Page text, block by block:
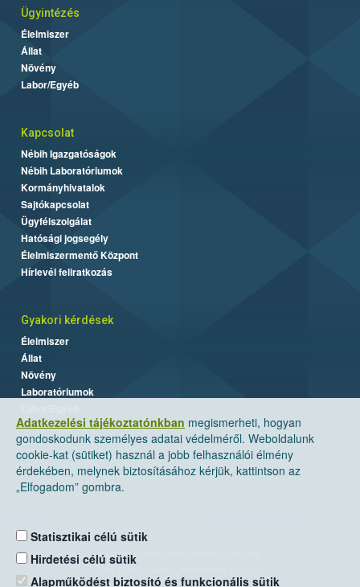
Adatkezelési tájékoztatónkban megismerheti, hogyan
gondoskodunk személyes adatai védelméről. Weboldalunk
cookie-kat (sütiket) használ a jobb felhasználói élmény
érdekében, melynek biztosításához kérjük, kattintson az
„Elfogadom” gombra.
Statisztikai célú sütik
Hirdetési célú sütik
Alapműködést biztosító és funkcionális sütik
Ügyintézés
Élelmiszer
Állat
Növény
Labor/Egyéb
Kapcsolat
Nébih Igazgatóságok
Nébih Laboratóriumok
Kormányhivatalok
Sajtókapcsolat
Ügyfélszolgálat
Hatósági jogsegély
Élelmiszermentő Központ
Hírlevél feliratkozás
Gyakori kérdések
Élelmiszer
Állat
Növény
Laboratóriumok
Nemzeti Élelmiszerlánc-biztonsági Hivatal